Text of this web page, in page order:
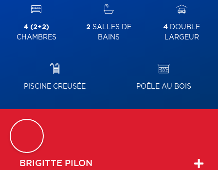
4 (2+2)
CHAMBRES
2 SALLES DE
BAINS
4 DOUBLE
LARGEUR
PISCINE CREUSÉE POÊLE AU BOIS
BRIGITTE PILON